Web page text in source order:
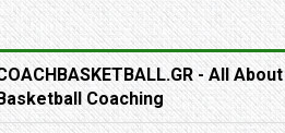
- All About
Coaching